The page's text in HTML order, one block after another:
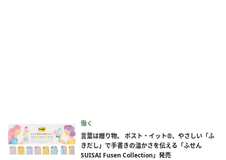
働く
言葉は贈り物。 ポスト・イット®、やさしい「ふ
きだし」で手書きの温かさを伝える「ふせん
SUISAI Fusen Collection」発売